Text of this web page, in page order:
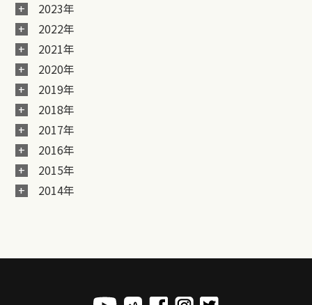
2023年
2022年
2021年
2020年
2019年
2018年
2017年
2016年
2015年
2014年